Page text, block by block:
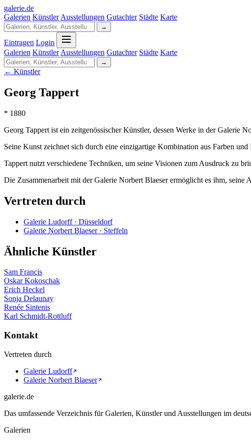
galerie.de
Galerien Künstler Ausstellungen Gutachter Städte Karte
→
Eintragen Login
Galerien Künstler Ausstellungen Gutachter Städte Karte
→
← Künstler
Georg Tappert
* 1880
Georg Tappert ist ein zeitgenössischer Künstler, dessen Werke in der Galerie
Seine Kunst zeichnet sich durch eine einzigartige Kombination aus Farben
Tappert nutzt verschiedene Techniken, um seine Visionen zum Ausdruck zu
Die Zusammenarbeit mit der Galerie Norbert Blaeser ermöglicht es ihm,
Vertreten durch
Galerie Ludorff · Düsseldorf
Galerie Norbert Blaeser · Steffeln
Ähnliche Künstler
Sam Francis
Oskar Kokoschak
Erich Heckel
Sonja Delaunay
Renée Sintenis
Karl Schmidt-Rottluff
Kontakt
Vertreten durch
Galerie Ludorff
Galerie Norbert Blaeser
galerie.de
Das umfassende Verzeichnis für Galerien, Künstler und Ausstellungen im
Galerien